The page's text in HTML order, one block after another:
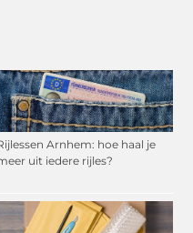
Arnhem: hoe haal je
uit iedere rijles?